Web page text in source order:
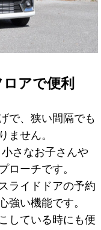
アで便利
で、狭い間隔でも
ません。
さなお子さんや
ローチです。
ライドドアの予約
強い機能です。
している時にも便